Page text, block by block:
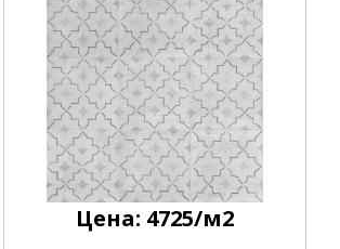
Цена: 4725/м2